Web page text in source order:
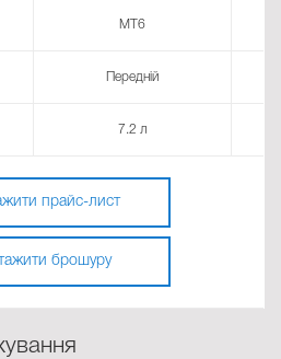
MT6
Передній
7.2 л
прайс-лист
брошуру